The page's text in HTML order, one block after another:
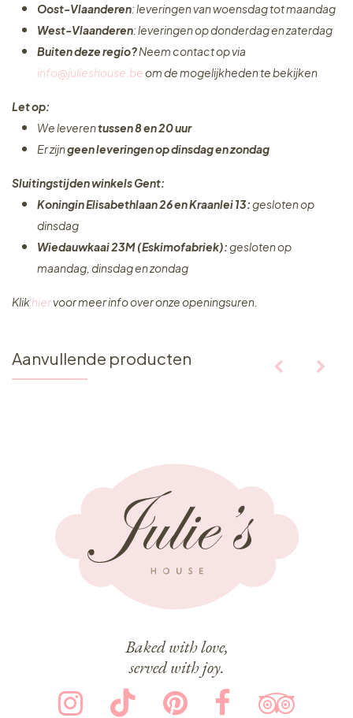
Oost-Vlaanderen: leveringen van woensdag tot maandag
West-Vlaanderen: leveringen op donderdag en zaterdag
Buiten deze regio?Neem contact op via
info@julieshouse.beom de mogelijkheden te bekijken
Let op:
We leverentussen 8 en 20 uur
Er zijngeen leveringenop dinsdag en zondag
Sluitingstijden winkels Gent:
Koningin Elisabethlaan 26 en Kraanlei 13:gesloten op
dinsdag
Wiedauwkaai 23M (Eskimofabriek):gesloten op
maandag, dinsdag en zondag
Klikhiervoor meer info over onze openingsuren.
Aanvullende producten
Baked with love,
served with joy.